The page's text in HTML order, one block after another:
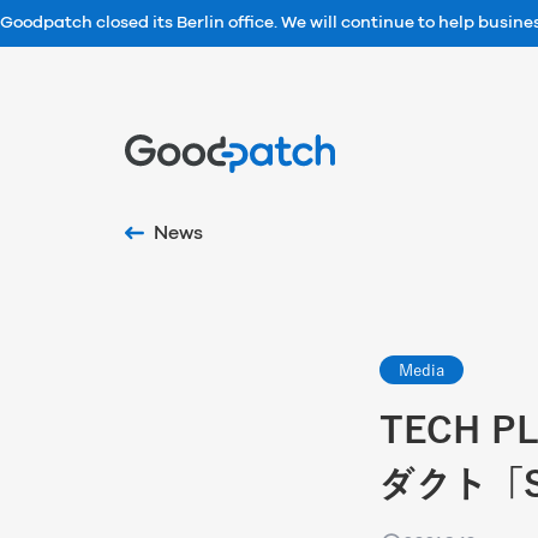
Goodpatch closed its Berlin office. We will continue to help
News
Media
TECH
ダクト「